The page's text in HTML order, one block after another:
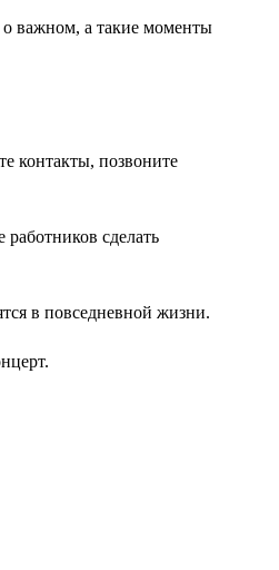
о важном, а такие моменты
контакты, позвоните
сделать
в повседневной жизни.